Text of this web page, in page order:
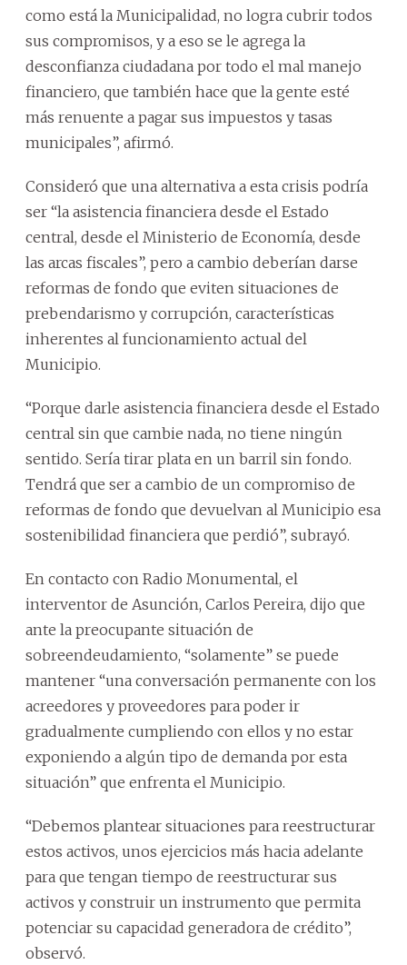
como está la Municipalidad, no logra cubrir todos
sus compromisos, y a eso se le agrega la
desconfianza ciudadana por todo el mal manejo
financiero, que también hace que la gente esté
más renuente a pagar sus impuestos y tasas
municipales”, afirmó.
Consideró que una alternativa a esta crisis podría
ser “la asistencia financiera desde el Estado
central, desde el Ministerio de Economía, desde
las arcas fiscales”, pero a cambio deberían darse
reformas de fondo que eviten situaciones de
prebendarismo y corrupción, características
inherentes al funcionamiento actual del
Municipio.
“Porque darle asistencia financiera desde el Estado
central sin que cambie nada, no tiene ningún
sentido. Sería tirar plata en un barril sin fondo.
Tendrá que ser a cambio de un compromiso de
reformas de fondo que devuelvan al Municipio esa
sostenibilidad financiera que perdió”, subrayó.
En contacto con Radio Monumental, el
interventor de Asunción, Carlos Pereira, dijo que
ante la preocupante situación de
sobreendeudamiento, “solamente” se puede
mantener “una conversación permanente con los
acreedores y proveedores para poder ir
gradualmente cumpliendo con ellos y no estar
exponiendo a algún tipo de demanda por esta
situación” que enfrenta el Municipio.
“Debemos plantear situaciones para reestructurar
estos activos, unos ejercicios más hacia adelante
para que tengan tiempo de reestructurar sus
activos y construir un instrumento que permita
potenciar su capacidad generadora de crédito”,
observó.